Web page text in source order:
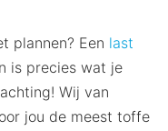
plannen? Een last
is precies wat je
Wij van
jou de meest toffe